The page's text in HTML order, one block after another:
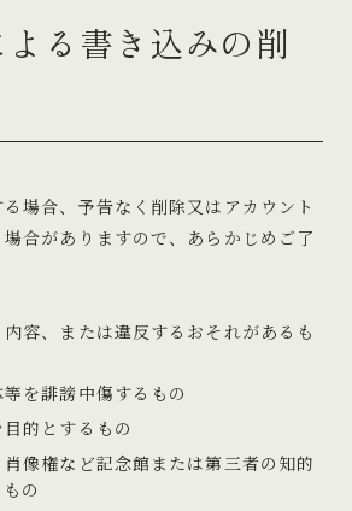
る書き込みの削
場合、予告なく削除又はアカウント
合がありますので、あらかじめご了
容、または違反するおそれがあるも
を誹謗中傷するもの
的とするもの
像権など記念館または第三者の知的
の